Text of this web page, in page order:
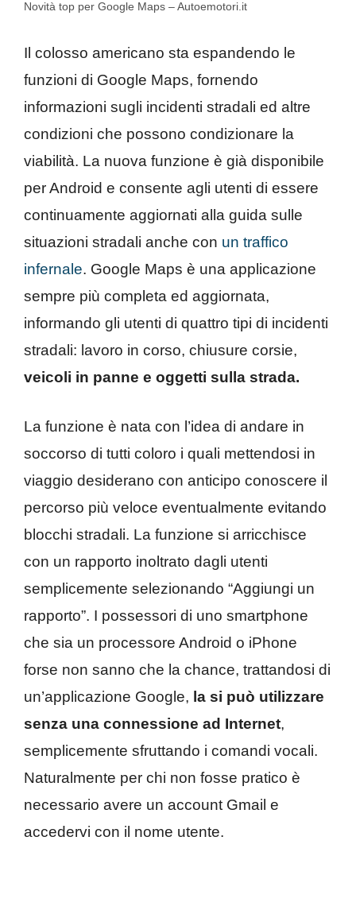
Novità top per Google Maps – Autoemotori.it
Il colosso americano sta espandendo le
funzioni di Google Maps, fornendo
informazioni sugli incidenti stradali ed altre
condizioni che possono condizionare la
viabilità. La nuova funzione è già disponibile
per Android e consente agli utenti di essere
continuamente aggiornati alla guida sulle
situazioni stradali anche con un traffico
infernale. Google Maps è una applicazione
sempre più completa ed aggiornata,
informando gli utenti di quattro tipi di incidenti
stradali: lavoro in corso, chiusure corsie,
veicoli in panne e oggetti sulla strada.
La funzione è nata con l’idea di andare in
soccorso di tutti coloro i quali mettendosi in
viaggio desiderano con anticipo conoscere il
percorso più veloce eventualmente evitando
blocchi stradali. La funzione si arricchisce
con un rapporto inoltrato dagli utenti
semplicemente selezionando “Aggiungi un
rapporto”. I possessori di uno smartphone
che sia un processore Android o iPhone
forse non sanno che la chance, trattandosi di
un’applicazione Google, la si può utilizzare
senza una connessione ad Internet,
semplicemente sfruttando i comandi vocali.
Naturalmente per chi non fosse pratico è
necessario avere un account Gmail e
accedervi con il nome utente.